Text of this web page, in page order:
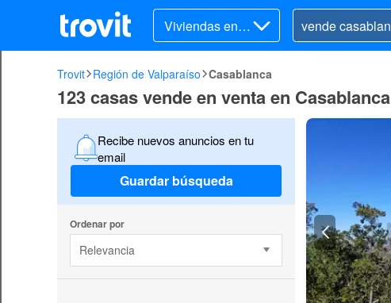
Viviendas en v
enta
Trovit Región de Valparaíso Casablanca
123 casas vende en venta en Casablanca
Recibe nuevos anuncios en tu
email
Guardar búsqueda
Ordenar por
Relevancia